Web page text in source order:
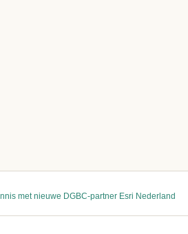
met nieuwe DGBC-partner Esri Nederland